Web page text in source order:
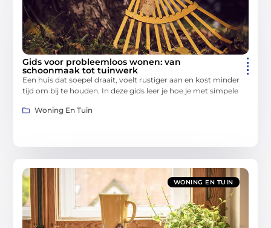
Gids voor probleemloos wonen: van
schoonmaak tot tuinwerk
Een huis dat soepel draait, voelt rustiger aan en kost minder
tijd om bij te houden. In deze gids leer je hoe je met simpele
Woning En Tuin
WONING EN TUIN